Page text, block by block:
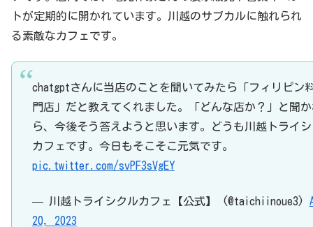
トが定期的に開かれています。川越のサブカルに触れられ
る素敵なカフェです。
chatgptさんに当店のことを聞いてみたら「フィリピン
門店」だと教えてくれました。「どんな店か？」と聞
ら、今後そう答えようと思います。どうも川越トライ
カフェです。今日もそこそこ元気です。
pic.twitter.com/svPF3sVgEY
— 川越トライシクルカフェ【公式】 (@taichiinoue3)
20, 2023